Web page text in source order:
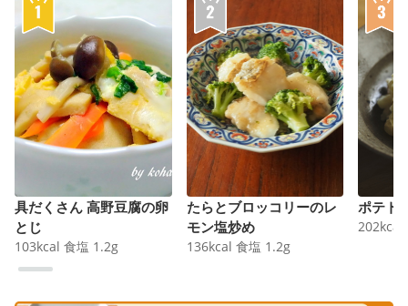
具だくさん 高野豆腐の卵
とじ
103kcal 食塩 1.2g
たらとブロッコリーのレ
モン塩炒め
136kcal 食塩 1.2g
ポテト
202kcal